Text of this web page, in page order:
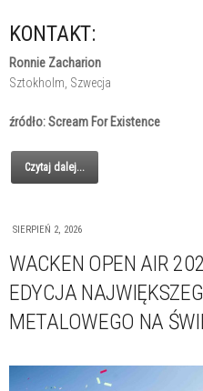
KONTAKT:
Ronnie Zacharion
Sztokholm, Szwecja
źródło: Scream For Existence
Czytaj dalej...
SIERPIEŃ 2, 2026
WACKEN OPEN AIR
EDYCJA
METALOWEGO NA